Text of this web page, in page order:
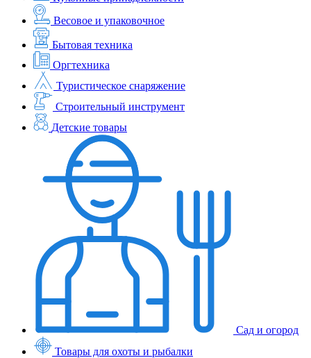
Весовое и упаковочное
Бытовая техника
Оргтехника
Туристическое снаряжение
Строительный инструмент
Детские товары
Сад и огород
Товары для охоты и рыбалки